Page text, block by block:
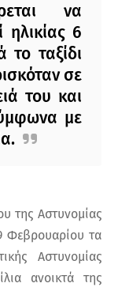
να
ηλικίας 6
ταξίδι
σε
του και
με
της Αστυνομίας
Φεβρουαρίου τα
Αστυνομίας
ανοικτά της